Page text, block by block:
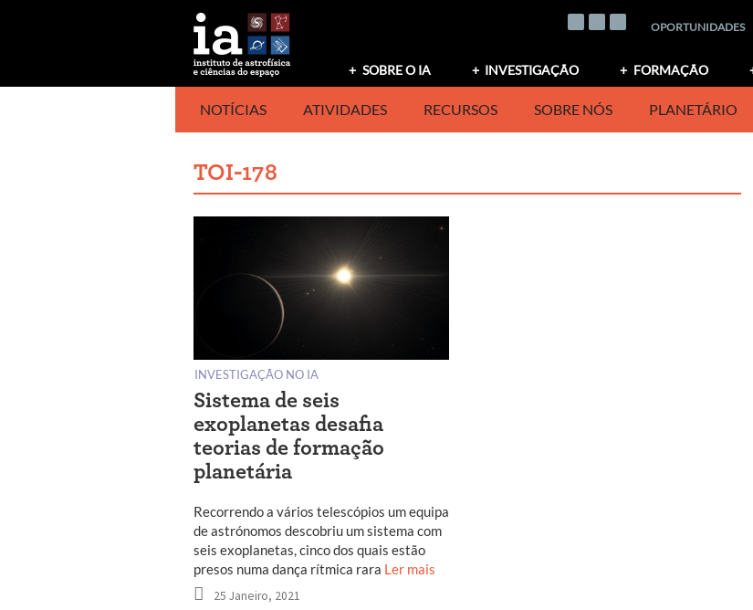
OPORTUNIDADES
SOBRE O IA INVESTIGAÇÃO FORMAÇÃO
NOTÍCIAS ATIVIDADES RECURSOS SOBRE NÓS PLANETÁRIO
TOI-178
INVESTIGAÇÃO NO IA
Sistema de seis
exoplanetas desafia
teorias de formação
planetária
Recorrendo a vários telescópios um equipa
de astrónomos descobriu um sistema com
seis exoplanetas, cinco dos quais estão
presos numa dança rítmica rara Ler mais
25 Janeiro, 2021